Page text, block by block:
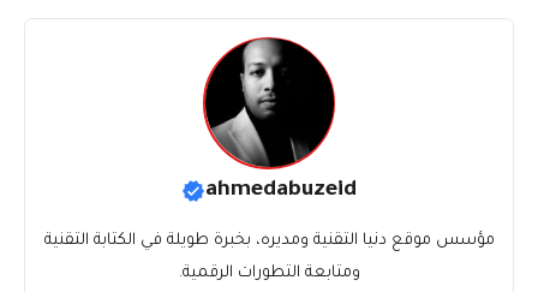
ahmedabuzeid
مؤسس موقع دنيا التقنية ومديره، بخبرة طويلة في الكتابة التقنية
ومتابعة التطورات الرقمية.